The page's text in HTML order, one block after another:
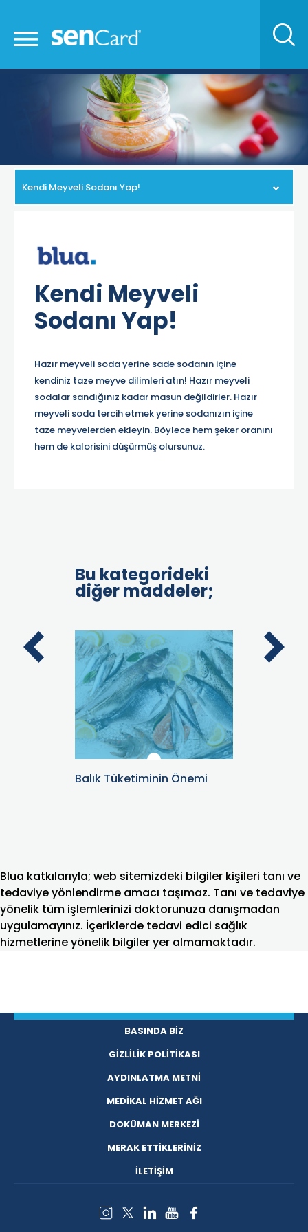
Kendi Meyveli Sodanı Yap!
Kendi Meyveli
Sodanı Yap!
Hazır meyveli soda yerine sade sodanın içine
kendiniz taze meyve dilimleri atın! Hazır meyveli
sodalar sandığınız kadar masun değildirler. Hazır
meyveli soda tercih etmek yerine sodanızın içine
taze meyvelerden ekleyin. Böylece hem şeker oranını
hem de kalorisini düşürmüş olursunuz.
Bu kategorideki
diğer maddeler;
Balık Tüketiminin Önemi
Blua katkılarıyla; web sitemizdeki bilgiler kişileri tanı ve
tedaviye yönlendirme amacı taşımaz. Tanı ve tedaviye
yönelik tüm işlemlerinizi doktorunuza danışmadan
uygulamayınız. İçeriklerde tedavi edici sağlık
hizmetlerine yönelik bilgiler yer almamaktadır.
BASINDA BİZ
GİZLİLİK POLİTİKASI
AYDINLATMA METNİ
MEDİKAL HİZMET AĞI
DOKÜMAN MERKEZİ
MERAK ETTİKLERİNİZ
İLETİŞİM